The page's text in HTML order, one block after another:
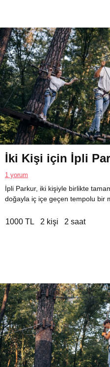
İki Kişi için İpli
1 yorum
İpli Parkur, iki kişiyle birlikte
doğayla iç içe geçen tempolu bir
1000 TL 2 kişi 2 saat